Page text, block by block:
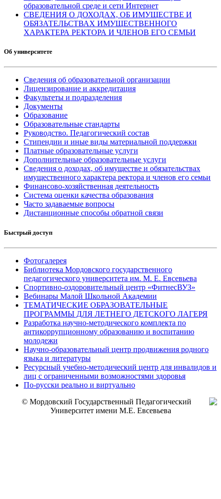
образовательной среде и сети Интернет
СВЕДЕНИЯ О ДОХОДАХ, ОБ ИМУЩЕСТВЕ И
ОБЯЗАТЕЛЬСТВАХ ИМУЩЕСТВЕННОГО
ХАРАКТЕРА РЕКТОРА И ЧЛЕНОВ ЕГО СЕМЬИ
Об университете
Сведения об образовательной организации
Лицензирование и аккредитация
Факультеты и подразделения
Документы
Образование
Образовательные стандарты
Руководство. Педагогический состав
Стипендии и иные виды материальной поддержки
Платные образовательные услуги
Дополнительные образовательные услуги
Сведения о доходах, об имуществе и обязательствах
имущественного характера ректора и членов его семьи
Финансово-хозяйственная деятельность
Система оценки качества образования
Часто задаваемые вопросы
Дистанционные способы обратной связи
Быстрый доступ
Фотогалерея
Библиотека Мордовского государственного
педагогического университета им. М. Е. Евсевьева
Спортивно-оздоровительный центр «ФитнесВУЗ»
Вебинары Малой Школьной Академии
ТЕМАТИЧЕСКИЕ ОБРАЗОВАТЕЛЬНЫЕ
ПРОГРАММЫ ДЛЯ ЛЕТНЕГО ДЕТСКОГО ЛАГЕРЯ
Разработка научно-методического комплекта по
антикоррупционному образованию и воспитанию
молодежи
Научно-образовательный центр продвижения родного
языка и литературы
Ресурсный учебно-методический центр для инвалидов и
лиц с ограниченными возможностями здоровья
По-русски реально и виртуально
© Мордовский Государственный Педагогический
Университет имени М.Е. Евсевьева